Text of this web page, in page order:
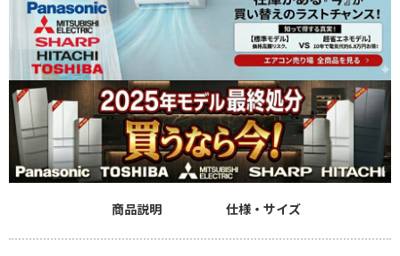
商品説明 仕様・サイズ